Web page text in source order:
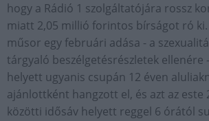
hogy a Rádió 1 szolgáltatójára rossz
miatt 2,05 millió forintos bírságot ró ki.
műsor egy februári adása - a
tárgyaló beszélgetésrészletek ellenére
helyett ugyanis csupán 12 éven
ajánlottként hangzott el, és azt az este
közötti idősáv helyett reggel 6 órától